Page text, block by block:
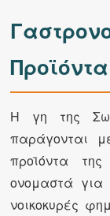
Προϊόντα
Η γη της
παράγονται
προϊόντα
ονομαστά για
νοικοκυρές